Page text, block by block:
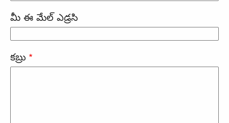
మీ ఈ మేల్ ఎడ్రసి
కబ్రు